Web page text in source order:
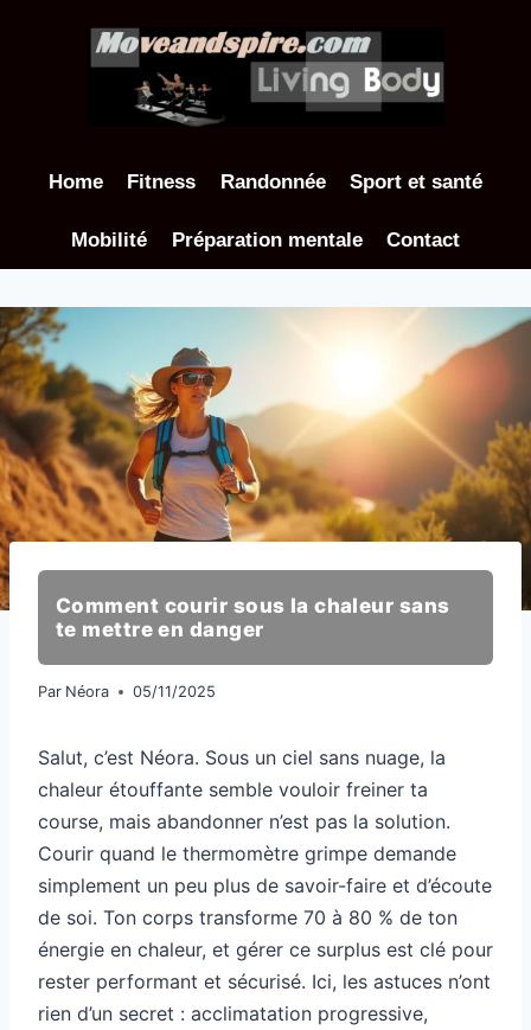
Home Fitness Randonnée Sport et santé
Mobilité Préparation mentale Contact
Comment courir sous la chaleur sans
te mettre en danger
Par Néora 05/11/2025
Salut, c’est Néora. Sous un ciel sans nuage, la
chaleur étouffante semble vouloir freiner ta
course, mais abandonner n’est pas la solution.
Courir quand le thermomètre grimpe demande
simplement un peu plus de savoir-faire et d’écoute
de soi. Ton corps transforme 70 à 80 % de ton
énergie en chaleur, et gérer ce surplus est clé pour
rester performant et sécurisé. Ici, les astuces n’ont
rien d’un secret : acclimatation progressive,